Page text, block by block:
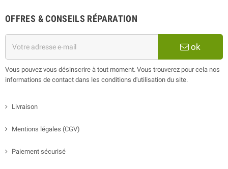
OFFRES & CONSEILS RÉPARATION
ok
Vous pouvez vous désinscrire à tout moment. Vous trouverez pour cela nos
informations de contact dans les conditions d'utilisation du site.
Livraison
Mentions légales (CGV)
Paiement sécurisé